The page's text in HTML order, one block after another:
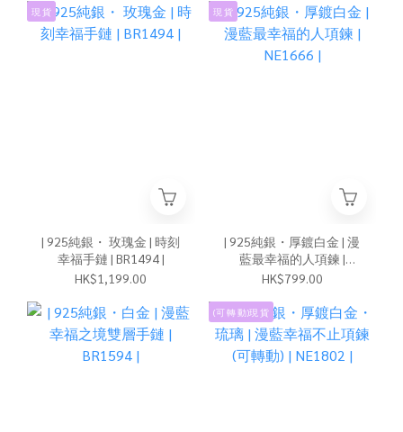
現 貨
| 925純銀・ 玫瑰金 | 時刻
幸福手鏈 | BR1494 |
HK$1,199.00
現 貨
| 925純銀・厚鍍白金 | 漫
藍最幸福的人項鍊 |
NE1666 |
HK$799.00
(可 轉 動)現 貨